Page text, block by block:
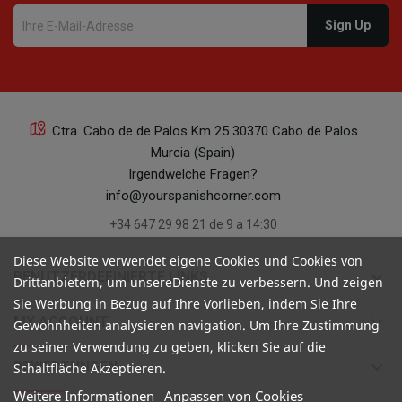
Ctra. Cabo de de Palos Km 25 30370 Cabo de Palos
Murcia (Spain)
Irgendwelche Fragen?
info@yourspanishcorner.com
+34 647 29 98 21 de 9 a 14:30
BENUTZERDEFINIERTE LINKS keyboard_arrow_down
MY ACCOUNT keyboard_arrow_down
BEWERTUNGEN
Diese Website verwendet eigene Cookies und Cookies von
Drittanbietern, um unsereDienste zu verbessern. Und zeigen
Sie Werbung in Bezug auf Ihre Vorlieben, indem Sie Ihre
Gewohnheiten analysieren navigation. Um Ihre Zustimmung
zu seiner Verwendung zu geben, klicken Sie auf die
Schaltfläche Akzeptieren.
Weitere Informationen Anpassen von Cookies